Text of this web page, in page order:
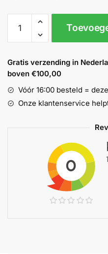
Ikwilverfkopen
Renovlies
Lijm
Gratis verzending in
boven €100,00
Vóór 16:00 besteld =
Onze klantenservice